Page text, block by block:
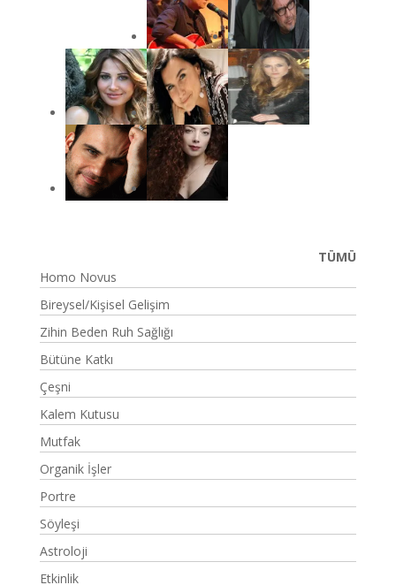
TÜMÜ
Homo Novus
Bireysel/Kişisel Gelişim
Zihin Beden Ruh Sağlığı
Bütüne Katkı
Çeşni
Kalem Kutusu
Mutfak
Organik İşler
Portre
Söyleşi
Astroloji
Etkinlik